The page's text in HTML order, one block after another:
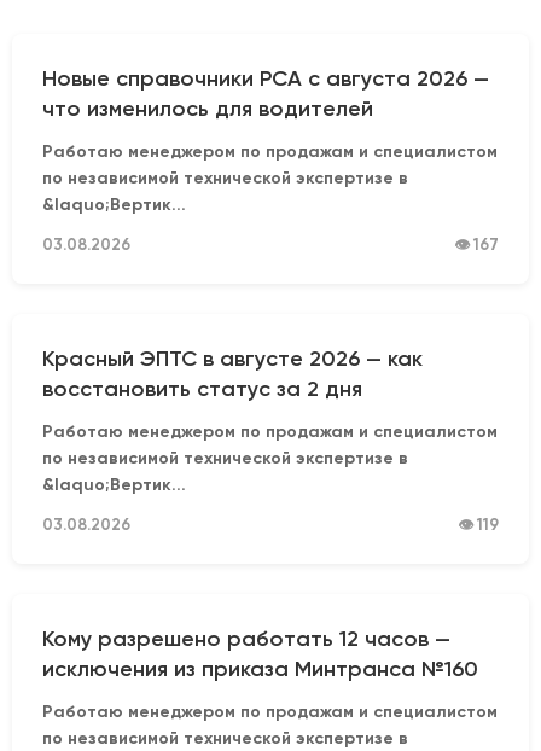
Новые справочники РСА с августа 2026 —
что изменилось для водителей
Работаю менеджером по продажам и специалистом
по независимой технической экспертизе в
&laquo;Вертик...
03.08.2026 👁 167
Красный ЭПТС в августе 2026 — как
восстановить статус за 2 дня
Работаю менеджером по продажам и специалистом
по независимой технической экспертизе в
&laquo;Вертик...
03.08.2026 👁 119
Кому разрешено работать 12 часов —
исключения из приказа Минтранса №160
Работаю менеджером по продажам и специалистом
по независимой технической экспертизе в